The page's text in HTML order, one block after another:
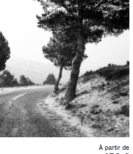
À partir de